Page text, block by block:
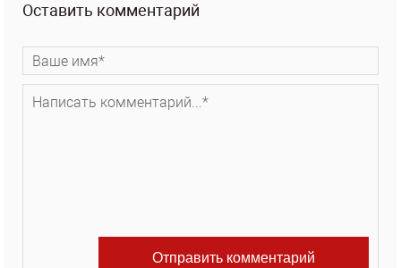
Оставить комментарий